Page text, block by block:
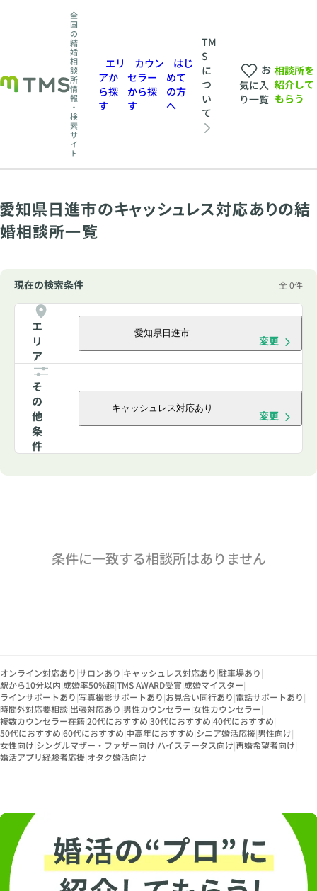
全
国
の
結
婚
相
談
所
情
報
・
検
索
サ
イ
ト
エリ
アか
ら探
す
カウン
セラー
から探
す
はじ
めて
の方
へ
TM
S
に
つ
い
て
お
気に入
り一覧
相談所を
紹介して
もらう
知県日進市のキャッシュレス対応ありの結
婚相談所一覧
現在の検索条件 全 0件
エ
リ
ア
愛知県日進市
変更
そ
の
他
条
件
キャッシュレス対応あり
変更
条件に一致する相談所はありません
オンライン対応あり|サロンあり|キャッシュレス対応あり|駐車場あり|
駅から10分以内|成婚率50%超|TMS AWARD受賞|成婚マイスター|
ラインサポートあり|写真撮影サポートあり|お見合い同行あり|電話サポートあり|
時間外対応要相談|出張対応あり|男性カウンセラー|女性カウンセラー|
複数カウンセラー在籍|20代におすすめ|30代におすすめ|40代におすすめ|
50代におすすめ|60代におすすめ|中高年におすすめ|シニア婚活応援|男性向け|
女性向け|シングルマザー・ファザー向け|ハイステータス向け|再婚希望者向け|
婚活アプリ経験者応援|オタク婚活向け